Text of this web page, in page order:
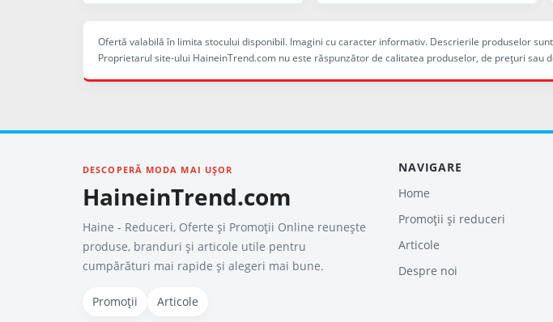
Ofertă valabilă în limita stocului disponibil. Imagini cu caracter informativ. Descrierile produselor
Proprietarul site-ului HaineinTrend.com nu este răspunzător de calitatea produselor, de preţuri
DESCOPERĂ MODA MAI UȘOR
HaineinTrend.com
Haine - Reduceri, Oferte şi Promoţii Online reunește
produse, branduri și articole utile pentru
cumpărături mai rapide și alegeri mai bune.
Promoții Articole
NAVIGARE
Home
Promoții și reduceri
Articole
Despre noi